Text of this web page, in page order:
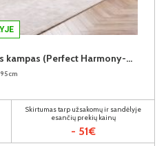
STRADA-N (IV gr.) minkštas kampas (Perfect Harmony-04) K
Skirtumas tarp užsakomų ir sandėlyje
esančių prekių kainų
- 51€